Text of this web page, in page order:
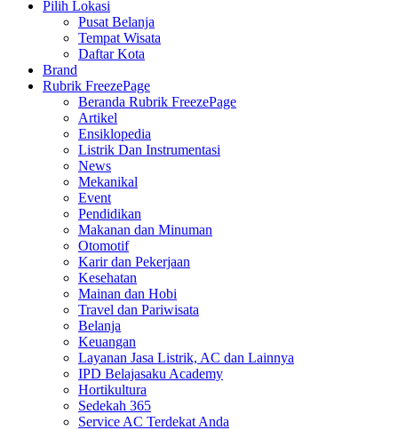
Pilih Lokasi
Pusat Belanja
Tempat Wisata
Daftar Kota
Brand
Rubrik FreezePage
Beranda Rubrik FreezePage
Artikel
Ensiklopedia
Listrik Dan Instrumentasi
News
Mekanikal
Event
Pendidikan
Makanan dan Minuman
Otomotif
Karir dan Pekerjaan
Kesehatan
Mainan dan Hobi
Travel dan Pariwisata
Belanja
Keuangan
Layanan Jasa Listrik, AC dan Lainnya
IPD Belajasaku Academy
Hortikultura
Sedekah 365
Service AC Terdekat Anda